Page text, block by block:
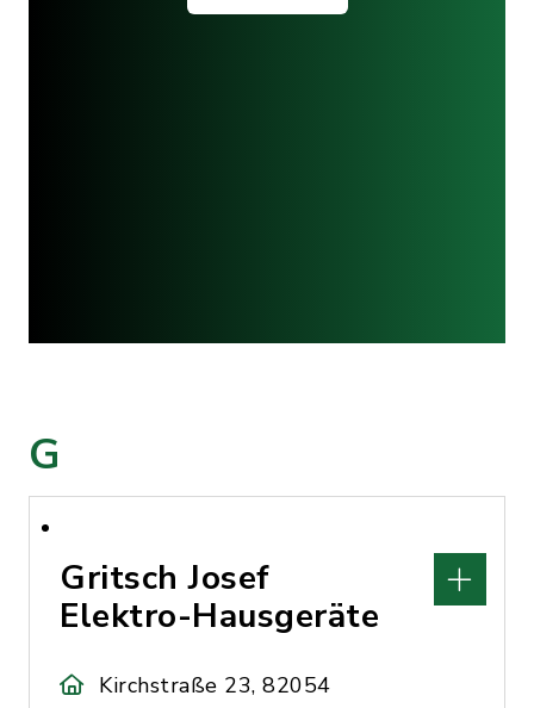
G
Gritsch Josef
Elektro-Hausgeräte
Kirchstraße 23, 82054